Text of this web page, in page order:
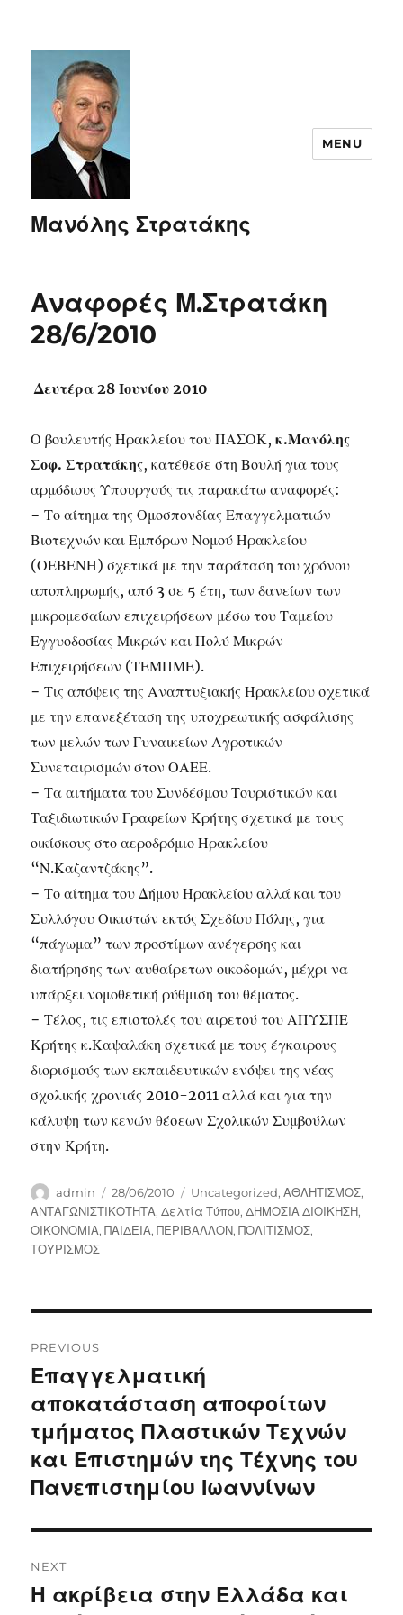
Μανόλης Στρατάκης
MENU
Αναφορές Μ.Στρατάκη
28/6/2010
Δευτέρα 28 Ιουνίου 2010
Ο βουλευτής Ηρακλείου του ΠΑΣΟΚ,κ.Μανόλης
Σοφ. Στρατάκης, κατέθεσε στη Βουλή για τους
αρμόδιους Υπουργούς τις παρακάτω αναφορές:
− Το αίτημα της Ομοσπονδίας Επαγγελματιών
Βιοτεχνών και Εμπόρων Νομού Ηρακλείου
(ΟΕΒΕΝΗ) σχετικά με την παράταση του χρόνου
αποπληρωμής, από 3 σε 5 έτη, των δανείων των
μικρομεσαίων επιχειρήσεων μέσω του Ταμείου
Εγγυοδοσίας Μικρών και Πολύ Μικρών
Επιχειρήσεων (ΤΕΜΠΜΕ).
− Τις απόψεις της Αναπτυξιακής Ηρακλείου σχετικά
με την επανεξέταση της υποχρεωτικής ασφάλισης
των μελών των Γυναικείων Αγροτικών
Συνεταιρισμών στον ΟΑΕΕ.
− Τα αιτήματα του Συνδέσμου Τουριστικών και
Ταξιδιωτικών Γραφείων Κρήτης σχετικά με τους
οικίσκους στο αεροδρόμιο Ηρακλείου
“Ν.Καζαντζάκης”.
− Το αίτημα του Δήμου Ηρακλείου αλλά και του
Συλλόγου Οικιστών εκτός Σχεδίου Πόλης, για
“πάγωμα” των προστίμων ανέγερσης και
διατήρησης των αυθαίρετων οικοδομών, μέχρι να
υπάρξει νομοθετική ρύθμιση του θέματος.
− Τέλος, τις επιστολές του αιρετού του ΑΠΥΣΠΕ
Κρήτης κ.Καψαλάκη σχετικά με τους έγκαιρους
διορισμούς των εκπαιδευτικών ενόψει της νέας
σχολικής χρονιάς 2010-2011 αλλά και για την
κάλυψη των κενών θέσεων Σχολικών Συμβούλων
στην Κρήτη.
Author
admin
Posted
on
28/06/2010 Categories
Uncategorized,ΑΘΛΗΤΙΣΜΟΣ,
ΑΝΤΑΓΩΝΙΣΤΙΚΟΤΗΤΑ,Δελτία Τύπου,ΔΗΜΟΣΙΑ ΔΙΟΙΚΗΣΗ,
ΟΙΚΟΝΟΜΙΑ,ΠΑΙΔΕΙΑ,ΠΕΡΙΒΑΛΛΟΝ,ΠΟΛΙΤΙΣΜΟΣ,
ΤΟΥΡΙΣΜΟΣ
navigation
PREVIOUS
Previous
post:
Επαγγελματική
αποκατάσταση αποφοίτων
τμήματος Πλαστικών Τεχνών
και Επιστημών της Τέχνης του
Πανεπιστημίου Ιωαννίνων
NEXT
Next
Η ακρίβεια στην Ελλάδα και